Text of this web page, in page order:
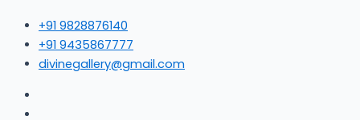
+91 9828876140
+91 9435867777
divinegallery@gmail.com